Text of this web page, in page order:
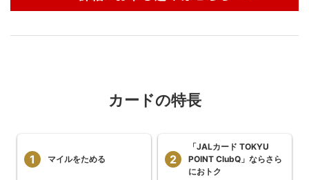
カードの特長
1 マイルをためる 2
「JALカード TOKYU
POINT ClubQ」ならさら
におトク